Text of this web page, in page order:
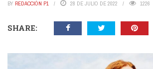
BY REDACCIÓN P1 28 DE JULIO DE 2022 1226
SHARE: